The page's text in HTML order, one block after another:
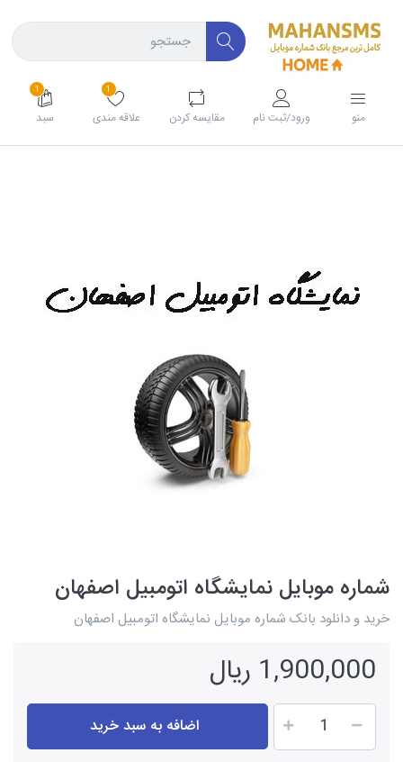
منو ورود/ثبت نام مقايسه كردن
1
علاقه مندی
1
سبد
شماره موبایل نمایشگاه اتومبیل اصفهان
خرید و دانلود بانک شماره موبایل نمایشگاه اتومبیل اصفهان
1,900,000 ریال
اضافه به سبد خرید